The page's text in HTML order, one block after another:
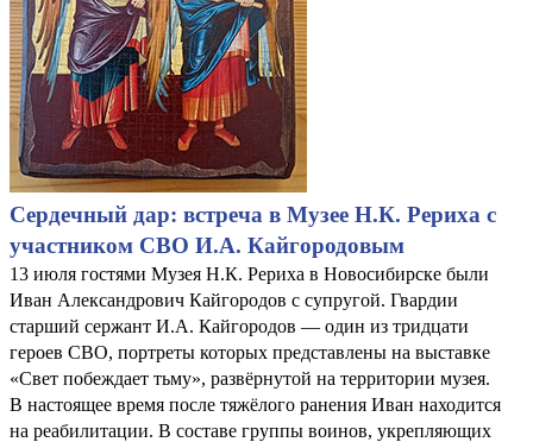
Сердечный дар: встреча в Музее Н.К. Рериха с
участником СВО И.А. Кайгородовым
13 июля гостями Музея Н.К. Рериха в Новосибирске были
Иван Александрович Кайгородов с супругой. Гвардии
старший сержант И.А. Кайгородов — один из тридцати
героев СВО, портреты которых представлены на выставке
«Свет побеждает тьму», развёрнутой на территории музея.
В настоящее время после тяжёлого ранения Иван находится
на реабилитации. В составе группы воинов, укрепляющих